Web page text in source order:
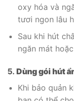
oxy hóa và
tươi ngon lâu
Sau khi hút
ngăn mát
5. Dùng gói hút
Khi bảo quản